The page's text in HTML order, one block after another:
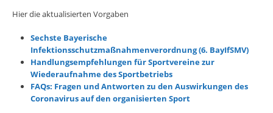
Hier die aktualisierten Vorgaben
Sechste Bayerische
Infektionsschutzmaßnahmenverordnung (6. BayIfSMV)
Handlungsempfehlungen für Sportvereine zur
Wiederaufnahme des Sportbetriebs
FAQs: Fragen und Antworten zu den Auswirkungen des
Coronavirus auf den organisierten Sport